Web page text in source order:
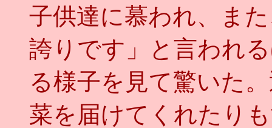
子供達に慕われ、ま
誇りです」と言われ
る様子を見て驚いた
菜を届けてくれたり